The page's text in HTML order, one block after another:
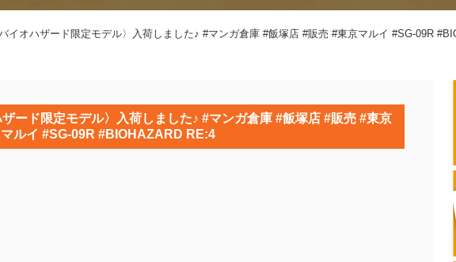
イオハザード限定モデル〉入荷しました♪ #マンガ倉庫 #飯塚店 #販売 #東京マルイ #SG-09R
ザード限定モデル〉入荷しました♪ #マンガ倉庫 #飯塚店 #販売 #東京
マルイ #SG-09R #BIOHAZARD RE:4